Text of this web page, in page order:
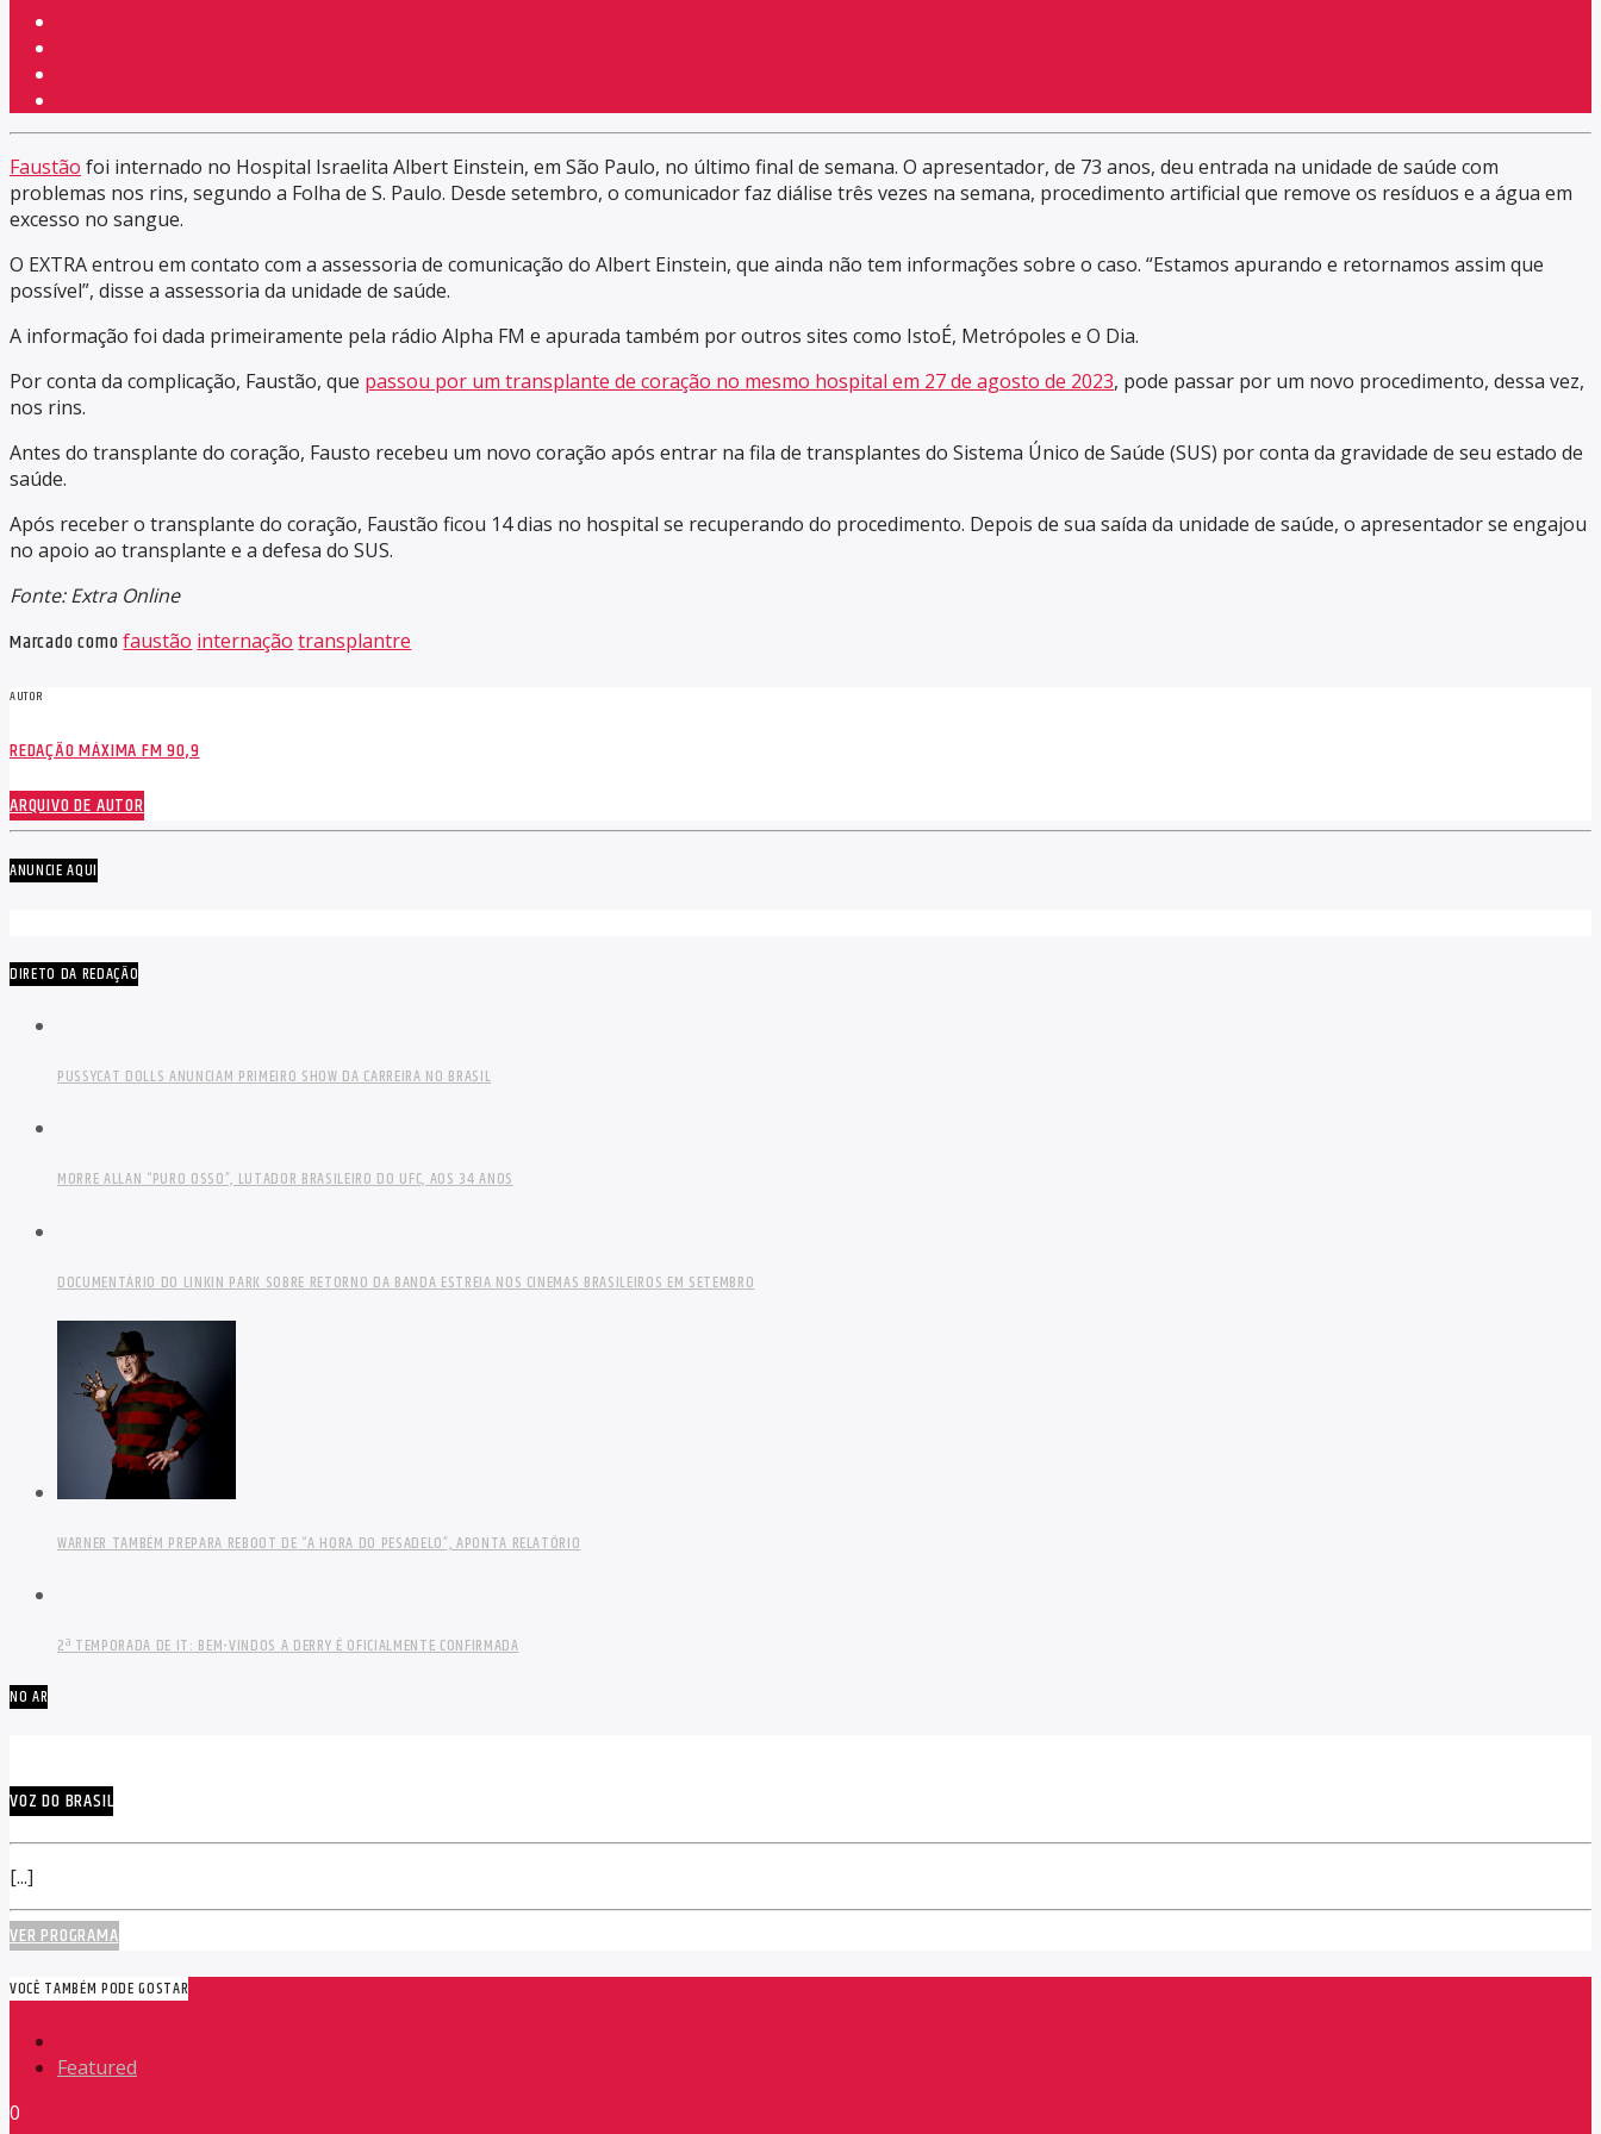
Faustão foi internado no Hospital Israelita Albert Einstein, em São Paulo, no último final de semana. O apresentador, de 73 anos, deu entrada na unidade de saúde com
problemas nos rins, segundo a Folha de S. Paulo. Desde setembro, o comunicador faz diálise três vezes na semana, procedimento artificial que remove os resíduos e a água em
excesso no sangue.
O EXTRA entrou em contato com a assessoria de comunicação do Albert Einstein, que ainda não tem informações sobre o caso. “Estamos apurando e retornamos assim que
possível”, disse a assessoria da unidade de saúde.
A informação foi dada primeiramente pela rádio Alpha FM e apurada também por outros sites como IstoÉ, Metrópoles e O Dia.
Por conta da complicação, Faustão, que passou por um transplante de coração no mesmo hospital em 27 de agosto de 2023, pode passar por um novo procedimento, dessa vez,
nos rins.
Antes do transplante do coração, Fausto recebeu um novo coração após entrar na fila de transplantes do Sistema Único de Saúde (SUS) por conta da gravidade de seu estado de
saúde.
Após receber o transplante do coração, Faustão ficou 14 dias no hospital se recuperando do procedimento. Depois de sua saída da unidade de saúde, o apresentador se engajou
no apoio ao transplante e a defesa do SUS.
Fonte: Extra Online
Marcado comofaustão internação transplantre
AUTOR
REDAÇÃO MÁXIMA FM 90,9
ARQUIVO DE AUTOR
ANUNCIE AQUI
DIRETO DA REDAÇÃO
PUSSYCAT DOLLS ANUNCIAM PRIMEIRO SHOW DA CARREIRA NO BRASIL
MORRE ALLAN “PURO OSSO”, LUTADOR BRASILEIRO DO UFC, AOS 34 ANOS
DOCUMENTÁRIO DO LINKIN PARK SOBRE RETORNO DA BANDA ESTREIA NOS CINEMAS BRASILEIROS EM SETEMBRO
WARNER TAMBÉM PREPARA REBOOT DE “A HORA DO PESADELO”, APONTA RELATÓRIO
2ª TEMPORADA DE IT: BEM-VINDOS A DERRY É OFICIALMENTE CONFIRMADA
NO AR
VOZ DO BRASIL
[...]
VER PROGRAMA
VOCÊ TAMBÉM PODE GOSTAR
Featured
0